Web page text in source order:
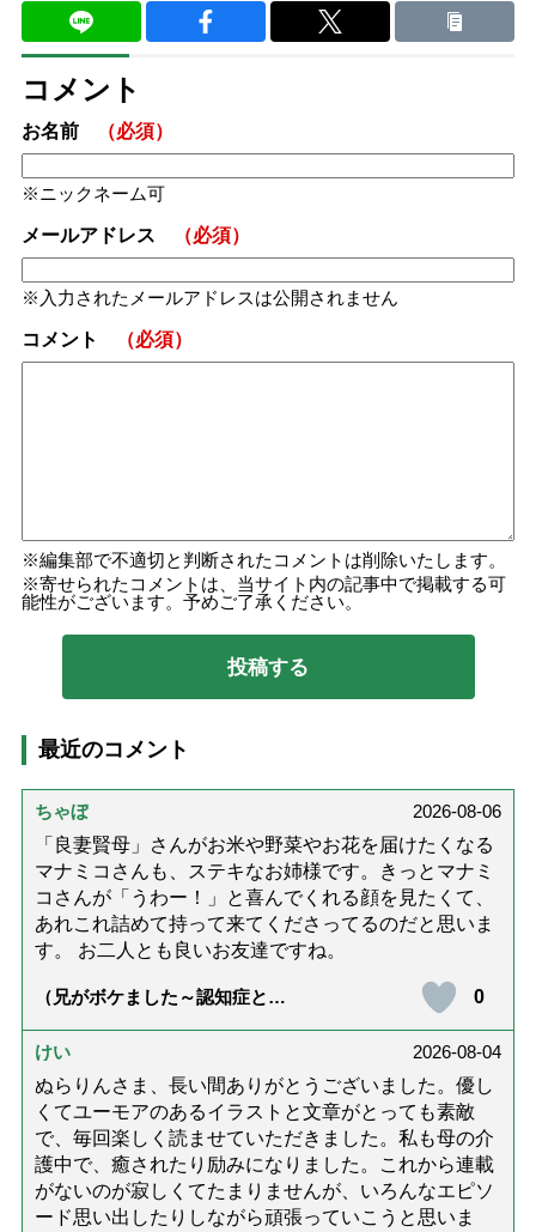
コメント
お名前 （必須）
ニックネーム可
メールアドレス （必須）
入力されたメールアドレスは公開されません
コメント （必須）
編集部で不適切と判断されたコメントは削除いたします。
寄せられたコメントは、当サイト内の記事中で掲載する可
能性がございます。予めご了承ください。
最近のコメント
ちゃぼ
2026-08-06
「良妻賢母」さんがお米や野菜やお花を届けたくなる
マナミコさんも、ステキなお姉様です。きっとマナミ
コさんが「うわー！」と喜んでくれる顔を見たくて、
あれこれ詰めて持って来てくださってるのだと思いま
す。 お二人とも良いお友達ですね。
（兄がボケました～認知症と介
達』が届きました」）
0
けい
2026-08-04
ぬらりんさま、長い間ありがとうございました。優し
くてユーモアのあるイラストと文章がとっても素敵
で、毎回楽しく読ませていただきました。私も母の介
護中で、癒されたり励みになりました。これから連載
がないのが寂しくてたまりませんが、いろんなエピソ
ード思い出したりしながら頑張っていこうと思いま